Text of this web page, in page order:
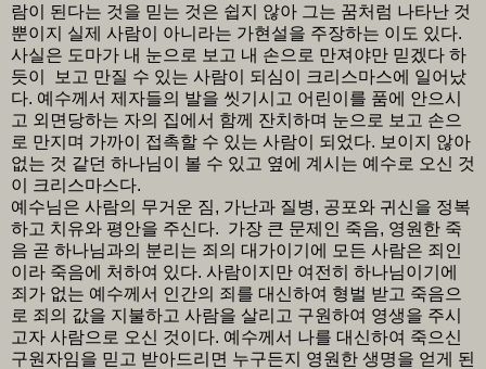
람이 된다는 것을 믿는 것은 쉽지 않아 그는 꿈처럼 나타난 것
뿐이지 실제 사람이 아니라는 가현설을 주장하는 이도 있다.
사실은 도마가 내 눈으로 보고 내 손으로 만져야만 믿겠다 하
듯이 보고 만질 수 있는 사람이 되심이 크리스마스에 일어났
다. 예수께서 제자들의 발을 씻기시고 어린이를 품에 안으시
고 외면당하는 자의 집에서 함께 잔치하며 눈으로 보고 손으
로 만지며 가까이 접촉할 수 있는 사람이 되었다. 보이지 않아
없는 것 같던 하나님이 볼 수 있고 옆에 계시는 예수로 오신 것
이 크리스마스다.
예수님은 사람의 무거운 짐, 가난과 질병, 공포와 귀신을 정복
하고 치유와 평안을 주신다. 가장 큰 문제인 죽음, 영원한 죽
음 곧 하나님과의 분리는 죄의 대가이기에 모든 사람은 죄인
이라 죽음에 처하여 있다. 사람이지만 여전히 하나님이기에
죄가 없는 예수께서 인간의 죄를 대신하여 형벌 받고 죽음으
로 죄의 값을 지불하고 사람을 살리고 구원하여 영생을 주시
고자 사람으로 오신 것이다. 예수께서 나를 대신하여 죽으신
구원자임을 믿고 받아드리면 누구든지 영원한 생명을 얻게 된